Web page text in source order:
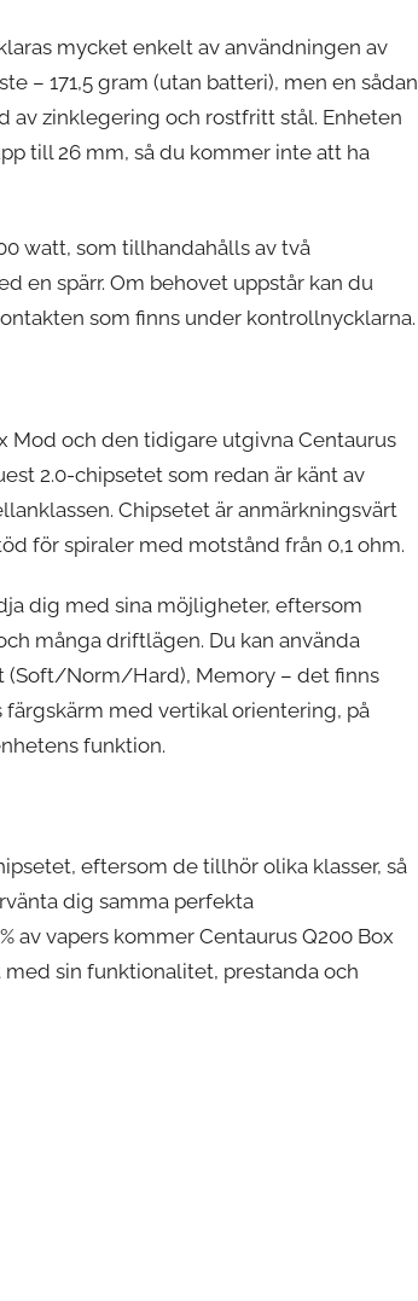
mycket enkelt av användningen av
– 171,5 gram (utan batteri), men en sådan
zinklegering och rostfritt stål. Enheten
till 26 mm, så du kommer inte att ha
watt, som tillhandahålls av två
en spärr. Om behovet uppstår kan du
som finns under kontrollnycklarna.
Mod och den tidigare utgivna Centaurus
2.0-chipsetet som redan är känt av
Chipsetet är anmärkningsvärt
för spiraler med motstånd från 0,1 ohm.
dig med sina möjligheter, eftersom
många driftlägen. Du kan använda
(Soft/Norm/Hard), Memory – det finns
med vertikal orientering, på
funktion.
eftersom de tillhör olika klasser, så
dig samma perfekta
av vapers kommer Centaurus Q200 Box
sin funktionalitet, prestanda och